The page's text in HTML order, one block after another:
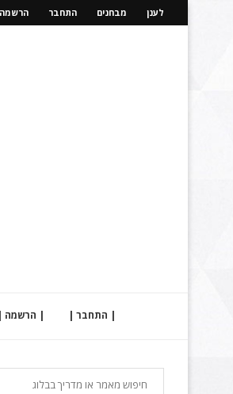
לענן מבחנים התחבר הרשמה
| התחבר | | הרשמה |